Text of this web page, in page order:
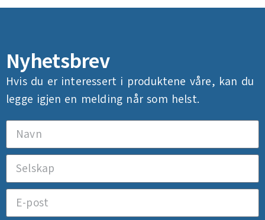
Nyhetsbrev
Hvis du er interessert i produktene våre, kan du
legge igjen en melding når som helst.